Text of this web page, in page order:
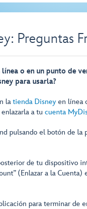
Preguntas
o en un punto de
para usarla?
la tienda Disney en línea
a tu cuenta
pulsando el botón de la
de tu dispositivo
(Enlazar a la Cuenta)
para terminar de